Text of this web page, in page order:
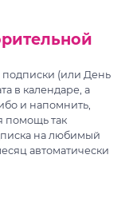
подписки (или День
в календаре, а
и напомнить,
помощь так
на любимый
автоматически